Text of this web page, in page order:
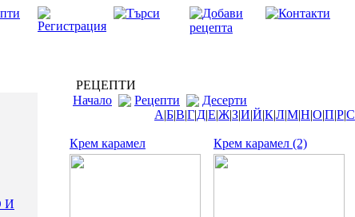
И
РЕЦЕПТИ
Начало
Рецепти Десерти
А|Б|В|Г|Д|Е|Ж|З|И|Й|К|Л|М|Н|О|П|Р|С
Крем карамел Крем карамел (2)